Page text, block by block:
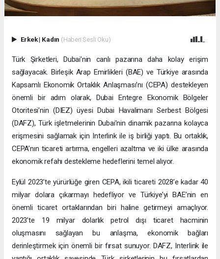
Erkek| Kadın (Haberi Sesli Oku)
Türk Şirketleri, Dubai’nin canlı pazarına daha kolay erişim
sağlayacak. Birleşik Arap Emirlikleri (BAE) ve Türkiye arasında
Kapsamlı Ekonomik Ortaklık Anlaşması’nı (CEPA) destekleyen
önemli bir adım olarak, Dubai Entegre Ekonomik Bölgeler
Otoritesi’nin (DIEZ) üyesi Dubai Havalimanı Serbest Bölgesi
(DAFZ), Türk işletmelerinin Dubai’nin dinamik pazarına kolayca
erişmesini sağlamak için Interlink ile iş birliği yaptı. Bu ortaklık,
CEPA’nın ticareti artırma, engelleri azaltma ve iki ülke arasında
ekonomik refahı destekleme hedeflerini temel alıyor.
Eylül 2023’te yürürlüğe giren CEPA, ikili ticareti 2028’e kadar 40
milyar dolara çıkarmayı hedefliyor ve Türkiye’yi BAE’nin en
önemli ticaret ortaklarından biri haline getirmeyi amaçlıyor.
2023’te 19 milyar dolarlık petrol dışı ticaret hacminin
oluşmasını sağlayan bu anlaşma, ekonomik bağları
derinleştirmek için önemli bir fırsat sunuyor. DAFZ, Interlink ile